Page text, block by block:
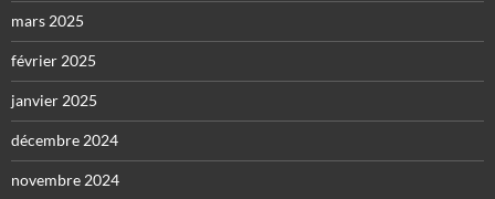
mars 2025
février 2025
janvier 2025
décembre 2024
novembre 2024